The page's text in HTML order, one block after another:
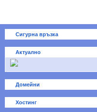
Сигурна връзка
Актуално
Домейни
Хостинг